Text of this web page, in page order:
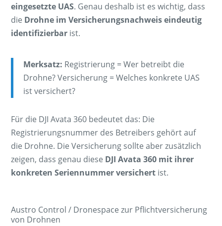
eingesetzte UAS. Genau deshalb ist es wichtig, dass
die Drohne im Versicherungsnachweis eindeutig
identifizierbar ist.
Merksatz: Registrierung = Wer betreibt die
Drohne? Versicherung = Welches konkrete UAS
ist versichert?
Für die DJI Avata 360 bedeutet das: Die
Registrierungsnummer des Betreibers gehört auf
die Drohne. Die Versicherung sollte aber zusätzlich
zeigen, dass genau diese DJI Avata 360 mit ihrer
konkreten Seriennummer versichert ist.
Austro Control / Dronespace zur Pflichtversicherung
von Drohnen